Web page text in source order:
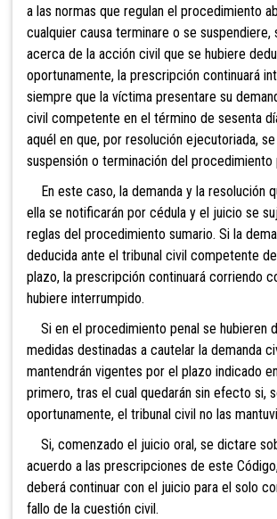
a las normas que regulan el procedimiento
cualquier causa terminare o se suspendiere,
acerca de la acción civil que se hubiere
oportunamente, la prescripción continuará
siempre que la víctima presentare su
civil competente en el término de sesenta
aquél en que, por resolución ejecutoriada,
suspensión o terminación del procedimiento
En este caso, la demanda y la resolución
ella se notificarán por cédula y el juicio se
reglas del procedimiento sumario. Si la
deducida ante el tribunal civil competente
plazo, la prescripción continuará corriendo
hubiere interrumpido.
Si en el procedimiento penal se hubieren
medidas destinadas a cautelar la demanda
mantendrán vigentes por el plazo indicado
primero, tras el cual quedarán sin efecto si,
oportunamente, el tribunal civil no las
Si, comenzado el juicio oral, se dictare
acuerdo a las prescripciones de este
deberá continuar con el juicio para el solo
fallo de la cuestión civil.